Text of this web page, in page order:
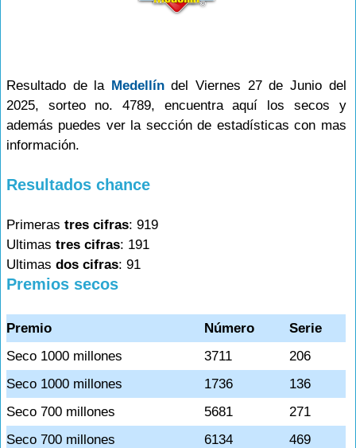
Resultado de la Medellíndel Viernes 27 de Junio del
2025, sorteo no. 4789, encuentra aquí los secos y
además puedes ver la sección de estadísticas con mas
información.
Resultados chance
Primeras tres cifras: 919
Ultimas tres cifras: 191
Ultimas dos cifras: 91
Premios secos
Premio Número
Serie
Seco 1000 millones
3711
206
Seco 1000 millones
1736
136
Seco 700 millones
5681
271
Seco 700 millones
6134
469